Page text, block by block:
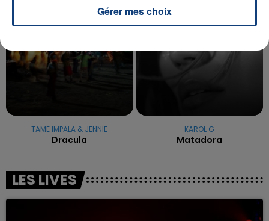
TAME IMPALA & JENNIE
Dracula
4h57
4h57
KAROL G
Matadora
LES LIVES
Gérer mes choix